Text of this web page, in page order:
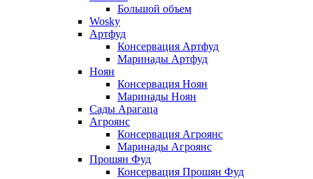
Большой объем
Wosky
Артфуд
Консервация Артфуд
Маринады Артфуд
Ноян
Консервация Ноян
Маринады Ноян
Сады Арагаца
Агроянс
Консервация Агроянс
Маринады Агроянс
Прошян Фуд
Консервация Прошян Фуд